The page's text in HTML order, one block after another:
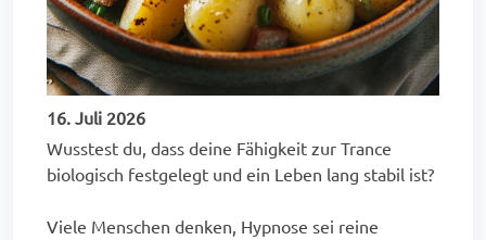
16. Juli 2026
Wusstest du, dass deine Fähigkeit zur Trance
biologisch festgelegt und ein Leben lang stabil ist?
Viele Menschen denken, Hypnose sei reine